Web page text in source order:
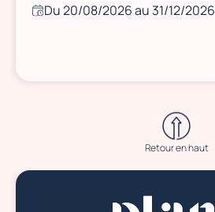
Du 20/08/2026 au 31/12/2026
Retour en haut